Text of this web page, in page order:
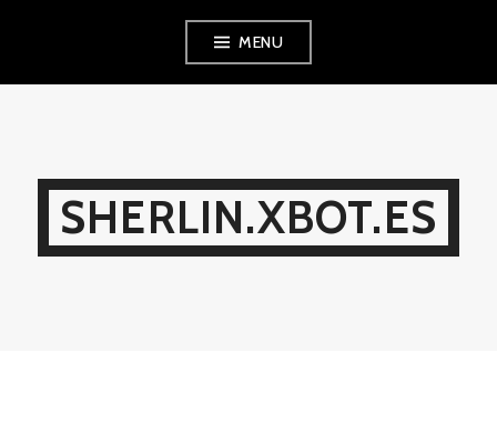
MENU
SHERLIN.XBOT.ES